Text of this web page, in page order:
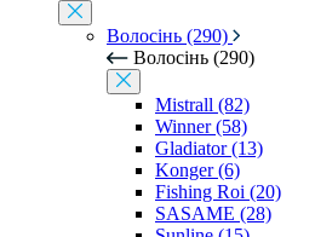
Волосінь (290)
Волосінь (290)
Mistrall (82)
Winner (58)
Gladiator (13)
Konger (6)
Fishing Roi (20)
SASAME (28)